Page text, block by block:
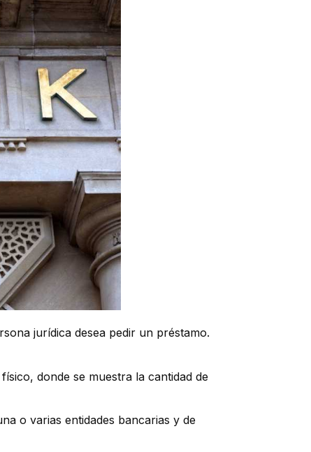
jurídica desea pedir un préstamo.
donde se muestra la cantidad de
o varias entidades bancarias y de